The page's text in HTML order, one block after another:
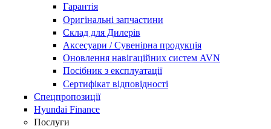
Гарантія
Оригінальні запчастини
Склад для Дилерів
Аксесуари / Сувенірна продукція
Оновлення навігаційних систем AVN
Посібник з експлуатації
Сертифікат відповідності
Спецпропозиції
Hyundai Finance
Послуги